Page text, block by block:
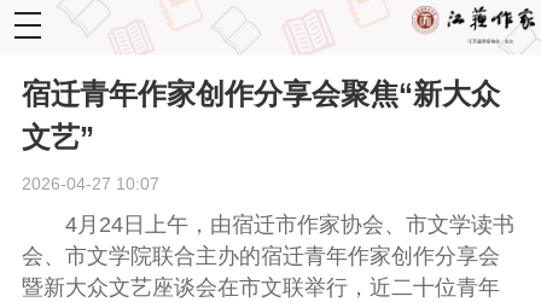
toggle
navigation
宿迁青年作家创作分享会聚焦“新大众
文艺”
2026-04-27 10:07
4月24日上午，由宿迁市作家协会、市文学读书
会、市文学院联合主办的宿迁青年作家创作分享会
暨新大众文艺座谈会在市文联举行，近二十位青年